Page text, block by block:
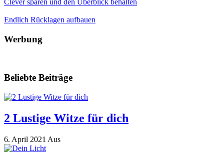
Clever sparen und den Überblick behalten
Endlich Rücklagen aufbauen
Werbung
Beliebte Beiträge
2 Lustige Witze für dich
6. April 2021 Aus